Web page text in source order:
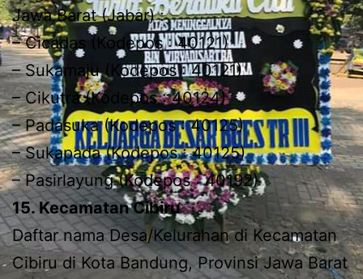
Jawa Barat (Jabar) :
– Cicadas (Kodepos : 40121)
– Sukamaju (Kodepos : 40121)
– Cikutra (Kodepos : 40124)
– Padasuka (Kodepos : 40125)
– Sukapada (Kodepos : 40125)
– Pasirlayung (Kodepos : 40192)
15. Kecamatan Cibiru
Daftar nama Desa/Kelurahan di Kecamatan
Cibiru di Kota Bandung, Provinsi Jawa Barat